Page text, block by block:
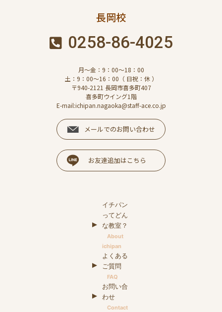
長岡校
0258-86-4025
月～金：9：00～18：00
土：9：00～16：00（ 日祝：休 ）
〒940-2121 長岡市喜多町407
喜多町ウイング1階
E-mail:ichipan.nagaoka@staff-ace.co.jp
メールでのお問い合わせ
お友達追加はこちら
イチパン
ってどん
な教室？
About
ichipan
よくある
ご質問
FAQ
お問い合
わせ
Contact